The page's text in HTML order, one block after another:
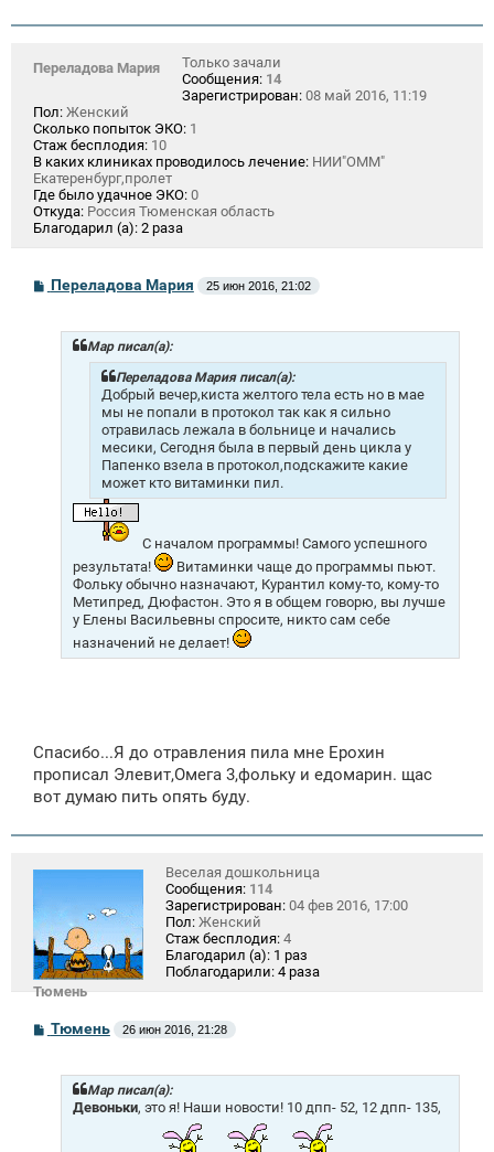
Переладова Мария
Только зачали
Сообщения: 14
Зарегистрирован: 08 май 2016, 11:19
Пол: Женский
Сколько попыток ЭКО: 1
Стаж бесплодия: 10
В каких клиниках проводилось лечение: НИИ"ОММ"
Екатеренбург,пролет
Где было удачное ЭКО: 0
Откуда: Россия Тюменская область
Благодарил (а): 2 раза
СПереладова Мария 25 июн 2016, 21:02
Mар писал(а):
Переладова Мария писал(а):
Добрый вечер,киста желтого тела есть но в мае
мы не попали в протокол так как я сильно
отравилась лежала в больнице и начались
месики, Сегодня была в первый день цикла у
Папенко взела в протокол,подскажите какие
может кто витаминки пил.
С началом программы! Самого успешного
результата!
Витаминки чаще до программы пьют.
Фольку обычно назначают, Курантил кому-то, кому-то
Метипред, Дюфастон. Это я в общем говорю, вы лучше
у Елены Васильевны спросите, никто сам себе
назначений не делает!
Спасибо...Я до отравления пила мне Ерохин
прописал Элевит,Омега 3,фольку и едомарин. щас
вот думаю пить опять буду.
Тюмень
Веселая дошкольница
Сообщения: 114
Зарегистрирован: 04 фев 2016, 17:00
Пол: Женский
Стаж бесплодия: 4
Благодарил (а): 1 раз
Поблагодарили: 4 раза
СТюмень 26 июн 2016, 21:28
Mар писал(а):
Девоньки, это я! Наши новости! 10 дпп- 52, 12 дпп- 135,